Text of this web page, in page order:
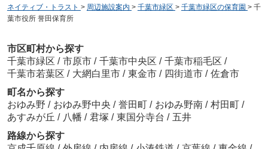
ネイティブ・トラスト > 周辺施設案内 > 千葉市緑区 > 千葉市緑区の保育園 > 千
葉市役所 誉田保育所
市区町村から探す
千葉市緑区 / 市原市 / 千葉市中央区 / 千葉市稲毛区 /
千葉市若葉区 / 大網白里市 / 東金市 / 四街道市 / 佐倉市
町名から探す
おゆみ野 / おゆみ野中央 / 誉田町 / おゆみ野南 / 村田町 /
あすみが丘 / 八幡 / 君塚 / 東国分寺台 / 五井
路線から探す